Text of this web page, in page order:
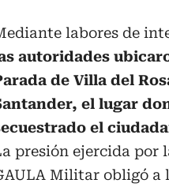
labores de
autoridades
de Villa del
el lugar
el
presión ejercida por
Militar obligó a